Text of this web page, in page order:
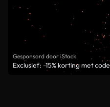
Gesponsord door iStock
Exclusief: -15% korting met code